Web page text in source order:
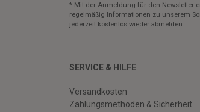
* Mit der Anmeldung für den Newsletter
regelmäßig Informationen zu unserem
jederzeit kostenlos wieder abmelden.
SERVICE & HILFE
Versandkosten
Zahlungsmethoden & Sicherheit